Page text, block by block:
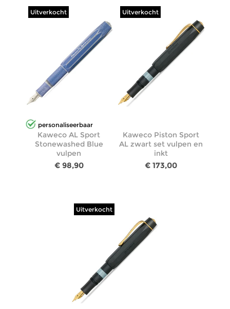
personaliseerbaar
Uitverkocht
Kaweco AL Sport
Stonewashed Blue
vulpen
€ 98,90
Uitverkocht
Kaweco Piston Sport
AL zwart set vulpen en
inkt
€ 173,00
Uitverkocht